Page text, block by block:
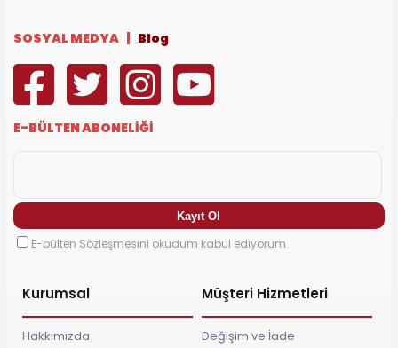
SOSYAL MEDYA | Blog
E-BÜLTEN ABONELİĞİ
E-bülten Sözleşmesini okudum kabul ediyorum.
Kurumsal
Hakkımızda
Müşteri Hizmetleri
Değişim ve İade